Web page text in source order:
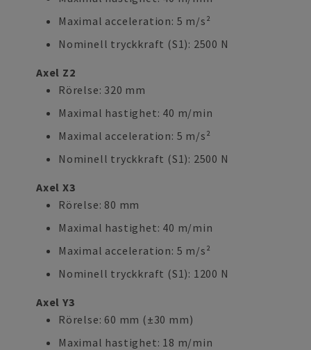
Maximal acceleration: 5 m/s²
Nominell tryckkraft (S1): 2500 N
Axel Z2
Rörelse: 320 mm
Maximal hastighet: 40 m/min
Maximal acceleration: 5 m/s²
Nominell tryckkraft (S1): 2500 N
Axel X3
Rörelse: 80 mm
Maximal hastighet: 40 m/min
Maximal acceleration: 5 m/s²
Nominell tryckkraft (S1): 1200 N
Axel Y3
Rörelse: 60 mm (±30 mm)
Maximal hastighet: 18 m/min